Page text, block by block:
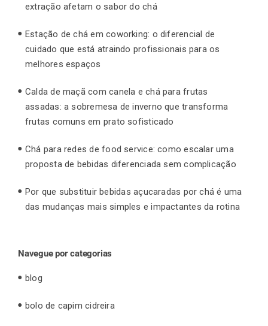
extração afetam o sabor do chá
Estação de chá em coworking: o diferencial de
cuidado que está atraindo profissionais para os
melhores espaços
Calda de maçã com canela e chá para frutas
assadas: a sobremesa de inverno que transforma
frutas comuns em prato sofisticado
Chá para redes de food service: como escalar uma
proposta de bebidas diferenciada sem complicação
Por que substituir bebidas açucaradas por chá é uma
das mudanças mais simples e impactantes da rotina
Navegue por categorias
blog
bolo de capim cidreira